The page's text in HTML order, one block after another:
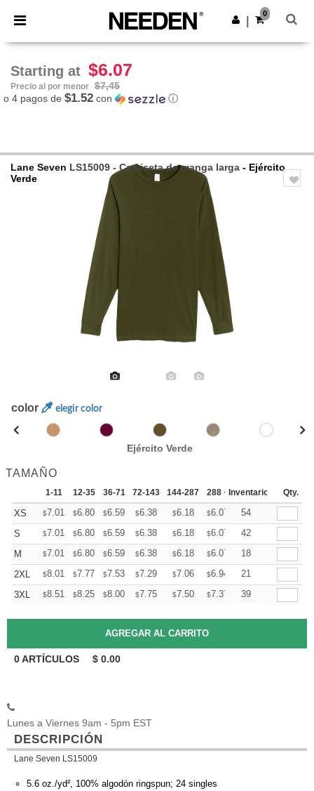
× App de Needen
¡Mejores precios en app!
Descargar app
0
Starting at $6.07
Precio al por menor $7,45
o 4 pagos de $1.52 con ⓘ
Lane Seven LS15009 - Camiseta de manga larga - Ejército
Verde
color elegir color
Ejército Verde
TAMAÑO
1-11 12-35 36-71 72-143 144-287 288 + Mas
Inventario Qty.
XS $7.01 $6.80 $6.59 $6.38 $6.18 $6.07 +
54
S
$7.01 $6.80 $6.59 $6.38 $6.18 $6.07 +
42
M
$7.01 $6.80 $6.59 $6.38 $6.18 $6.07 +
18
2XL
$8.01 $7.77 $7.53 $7.29 $7.06 $6.94 +
21
3XL
$8.51 $8.25 $8.00 $7.75 $7.50 $7.37 +
39
0ARTÍCULOS $ 0.00
Lunes a Viernes 9am - 5pm EST
DESCRIPCIÓN
Lane Seven LS15009
5.6 oz./yd², 100% algodón ringspun; 24 singles